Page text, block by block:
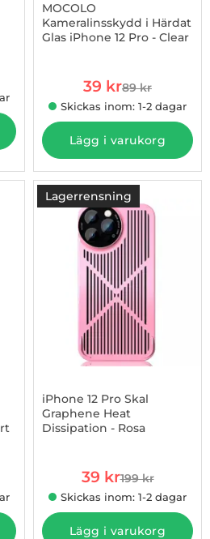
MOCOLO
Kameralinsskydd i Härdat
Glas iPhone 12 Pro - Clear
rea pris
39 krtidigare pris
89 kr
Skickas inom: 1-2 dagar
Lägg i varukorg
-80%
Lagerrensning
iPhone 12 Pro Skal
Graphene Heat
Dissipation - Rosa
rea pris
39 krtidigare pris
199 kr
Skickas inom: 1-2 dagar
Lägg i varukorg